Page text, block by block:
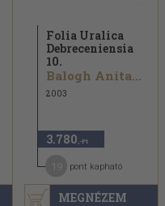
MEGNÉZEM
Folia Uralica
Debreceniensia
10.
Balogh Anita...
2003
3.780 ,-Ft
pont kapható